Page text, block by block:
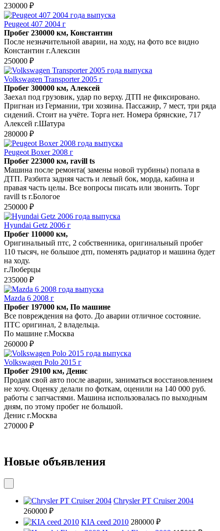
230000 ₽
Peugeot 407 2004 г
Пробег 230000 км, Константин
После незначительной аварии, на ходу, на фото все видно
Константин г.Алексин
250000 ₽
Volkswagen Transporter 2005 г
Пробег 300000 км, Алексей
Заехал под грузовик, удар по верху. ДТП не фиксировано.
Пригнан из Германии, три хозяина. Пассажир, 7 мест, три ряда
сидений. Стоит на учёте. Торга нет. Номера брянские, 717
Алексей г.Шатура
280000 ₽
Peugeot Boxer 2008 г
Пробег 223000 км, ravill ts
Машина после ремонта( замены новой турбины) попала в
ДТП. Разбита задняя часть и левый бок, морда, кабина и
правая часть целы. Все вопросы писать или звонить. Торг
ravill ts г.Бологое
250000 ₽
Hyundai Getz 2006 г
Пробег 110000 км,
Оригинальный птс, 2 собственника, оригинальный пробег
110 тысяч, не большое дтп, поменять радиатор и машина будет
на ходу.
г.Люберцы
235000 ₽
Mazda 6 2008 г
Пробег 197000 км, По машине
Все повреждения на фото. До аварии отличное состояние.
ПТС оригинал, 2 владельца.
По машине г.Москва
260000 ₽
Volkswagen Polo 2015 г
Пробег 29100 км, Денис
Продам свой авто после аварии, заниматься восстановлением
не хочу. Оценку делали по фоткам, оценили на 140 000 руб.
работы с запчастями. Машина использовалась по выходным
дням, по этому пробег не большой.
Денис г.Москва
270000 ₽
Новые объявления
Chrysler PT Cruiser 2004
260000 ₽
KIA ceed 2010 280000 ₽